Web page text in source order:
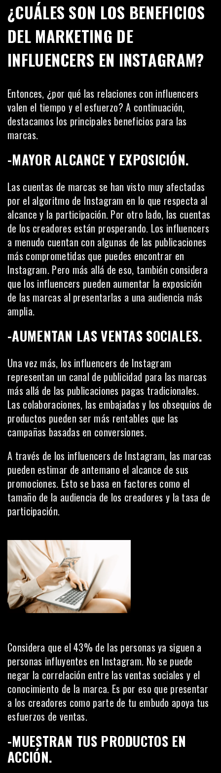
¿CUÁLES SON LOS BENEFICIOS
DEL MARKETING DE
INFLUENCERS EN INSTAGRAM?
Entonces, ¿por qué las relaciones con influencers
valen el tiempo y el esfuerzo? A continuación,
destacamos los principales beneficios para las
marcas.
-MAYOR ALCANCE Y EXPOSICIÓN.
Las cuentas de marcas se han visto muy afectadas
por el algoritmo de Instagram en lo que respecta al
alcance y la participación. Por otro lado, las cuentas
de los creadores están prosperando. Los influencers
a menudo cuentan con algunas de las publicaciones
más comprometidas que puedes encontrar en
Instagram. Pero más allá de eso, también considera
que los influencers pueden aumentar la exposición
de las marcas al presentarlas a una audiencia más
amplia.
-AUMENTAN LAS VENTAS SOCIALES.
Una vez más, los influencers de Instagram
representan un canal de publicidad para las marcas
más allá de las publicaciones pagas tradicionales.
Las colaboraciones, las embajadas y los obsequios de
productos pueden ser más rentables que las
campañas basadas en conversiones.
A través de los influencers de Instagram, las marcas
pueden estimar de antemano el alcance de sus
promociones. Esto se basa en factores como el
tamaño de la audiencia de los creadores y la tasa de
participación.
Considera que el 43% de las personas ya siguen a
personas influyentes en Instagram. No se puede
negar la correlación entre las ventas sociales y el
conocimiento de la marca. Es por eso que presentar
a los creadores como parte de tu embudo apoya tus
esfuerzos de ventas.
-MUESTRAN TUS PRODUCTOS EN
ACCIÓN.